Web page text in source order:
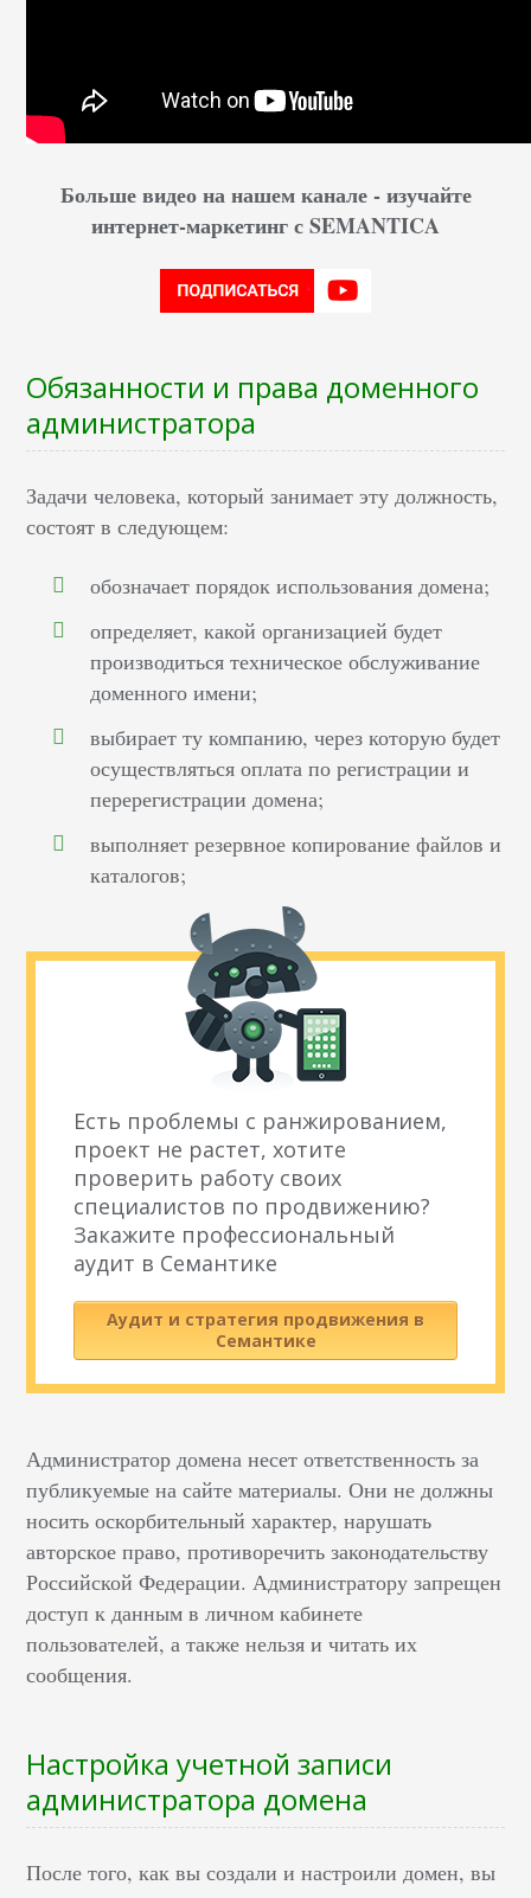
Больше видео на нашем канале - изучайте
интернет-маркетинг с SEMANTICA
Обязанности и права доменного
администратора
Задачи человека, который занимает эту должность,
состоят в следующем:
обозначает порядок использования домена;
определяет, какой организацией будет
производиться техническое обслуживание
доменного имени;
выбирает ту компанию, через которую будет
осуществляться оплата по регистрации и
перерегистрации домена;
выполняет резервное копирование файлов и
каталогов;
Есть проблемы с ранжированием,
проект не растет, хотите
проверить работу своих
специалистов по продвижению?
Закажите профессиональный
аудит в Семантике
Аудит и стратегия продвижения в
Семантике
Администратор домена несет ответственность за
публикуемые на сайте материалы. Они не должны
носить оскорбительный характер, нарушать
авторское право, противоречить законодательству
Российской Федерации. Администратору запрещен
доступ к данным в личном кабинете
пользователей, а также нельзя и читать их
сообщения.
Настройка учетной записи
администратора домена
После того, как вы создали и настроили домен, вы